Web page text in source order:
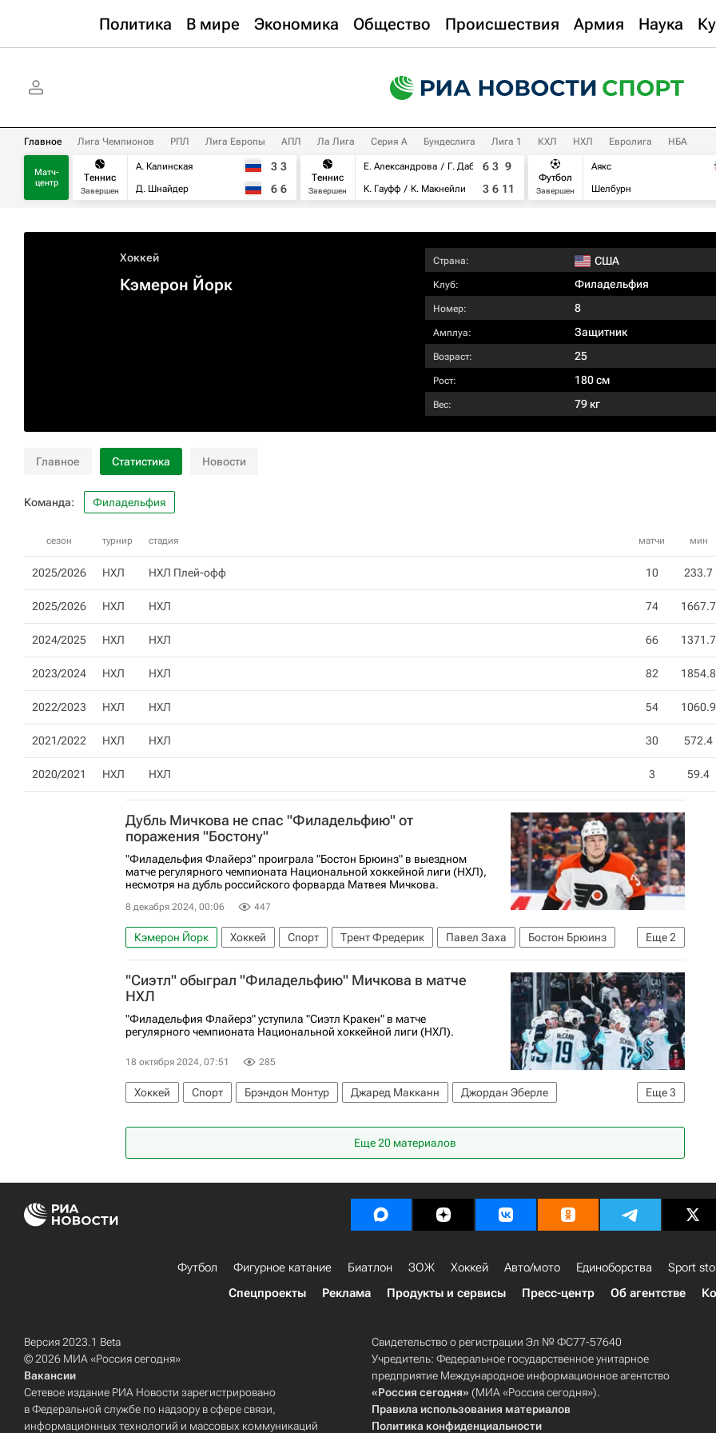
Политика В мире Экономика Общество Происшествия Армия Наука
Главное Лига Чемпионов РПЛ Лига Европы АПЛ Ла Лига Серия А Бундеслига Лига 1 КХЛ НХЛ Евролига НБА
Матч-
центр
Теннис
Завершен
А. Калинская
Д. Шнайдер
3 3
6 6
Теннис
Завершен
Е. Александрова
Г. Дабровски
К. Гауфф
К. Макнейли
6 3 9
3 6 11
Футбол
Завершен
Аякс
Шелбурн
Хоккей
Кэмерон Йорк
Страна: США
Клуб: Филадельфия
Номер: 8
Амплуа: Защитник
Возраст: 25
Рост: 180 см
Вес: 79 кг
Главное Статистика Новости
Команда: Филадельфия
сезон турнир стадия матчи мин
2025/2026 НХЛ НХЛ Плей-офф 10 233.7
2025/2026 НХЛ НХЛ 74 1667.7
2024/2025 НХЛ НХЛ 66 1371.7
2023/2024 НХЛ НХЛ 82 1854.8
2022/2023 НХЛ НХЛ 54 1060.9
2021/2022 НХЛ НХЛ 30 572.4
2020/2021 НХЛ НХЛ 3 59.4
Дубль Мичкова не спас "Филадельфию" от
поражения "Бостону"
"Филадельфия Флайерз" проиграла "Бостон Брюинз" в выездном
матче регулярного чемпионата Национальной хоккейной лиги (НХЛ),
несмотря на дубль российского форварда Матвея Мичкова.
8 декабря 2024, 00:06 447
Еще2
Кэмерон Йорк Хоккей Спорт Трент Фредерик Павел Заха
Бостон Брюинз
Филадельфия Флайерз
Национальная хоккейная лига (НХЛ)
"Сиэтл" обыграл "Филадельфию" Мичкова в матче
НХЛ
"Филадельфия Флайерз" уступила "Сиэтл Кракен" в матче
регулярного чемпионата Национальной хоккейной лиги (НХЛ).
18 октября 2024, 07:51 285
Еще3
Хоккей Спорт Брэндон Монтур Джаред Макканн
Джордан Эберле
Еще 20 материалов
Футбол Фигурное катание Биатлон ЗОЖ Хоккей Авто/мото Единоборства
Sport
Спецпроекты
Реклама Продукты и сервисы Пресс-центр Об агентстве
Версия 2023.1 Beta
© 2026 МИА «Россия сегодня»
Вакансии
Сетевое издание РИА Новости зарегистрировано
в Федеральной службе по надзору в сфере связи,
информационных технологий и массовых коммуникаций
Свидетельство о регистрации Эл № ФС77-57640
Учредитель: Федеральное государственное унитарное
предприятие Международное информационное агентство
«Россия сегодня» (МИА «Россия сегодня»).
Правила использования материалов
Политика конфиденциальности